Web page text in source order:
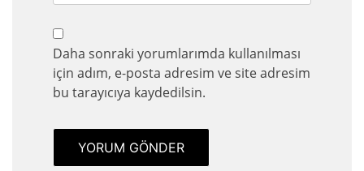
Daha sonraki yorumlarımda kullanılması
için adım, e-posta adresim ve site adresim
bu tarayıcıya kaydedilsin.